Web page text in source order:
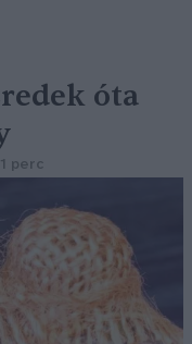
óta
1 perc